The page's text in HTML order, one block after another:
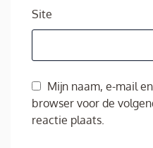
Site
Mijn naam, e-mail
browser voor de
reactie plaats.